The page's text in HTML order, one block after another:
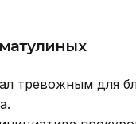
тревожным для